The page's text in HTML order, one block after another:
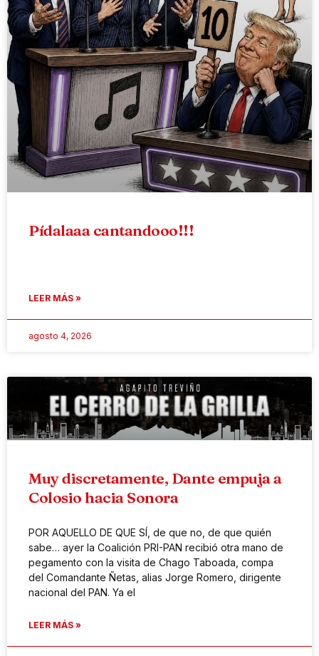
Pídalaaa cantandooo!!!
LEER MÁS »
agosto 4, 2026
Muy discretamente, Dante empuja a
Colosio hacia Sonora
POR AQUELLO DE QUE SÍ, de que no, de que quién
sabe… ayer la Coalición PRI-PAN recibió otra mano de
pegamento con la visita de Chago Taboada, compa
del Comandante Ñetas, alias Jorge Romero, dirigente
nacional del PAN. Ya el
LEER MÁS »